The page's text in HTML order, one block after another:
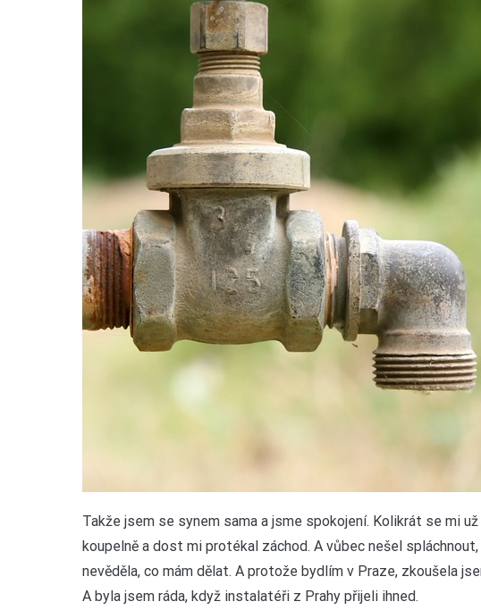
Takže jsem se synem sama a jsme spokojení. Kolikrát se mi
koupelně a dost mi protékal záchod. A vůbec nešel
nevěděla, co mám dělat. A protože bydlím v Praze, zkoušela
A byla jsem ráda, když instalatéři z Prahy přijeli ihned.